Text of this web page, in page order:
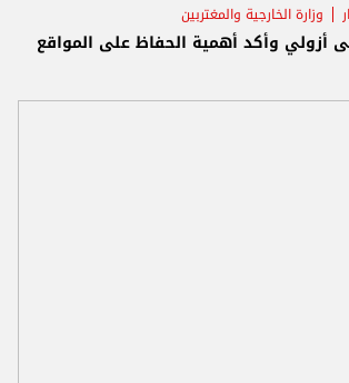
وزارة الخارجية والمغتربين
أزولي وأكد أهمية الحفاظ على المواقع